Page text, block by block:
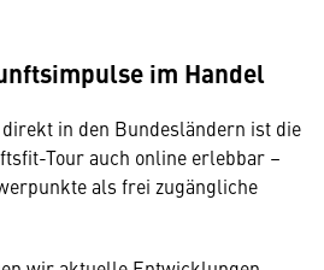
im Handel
in den Bundesländern ist die
Tour auch online erlebbar –
als frei zugängliche